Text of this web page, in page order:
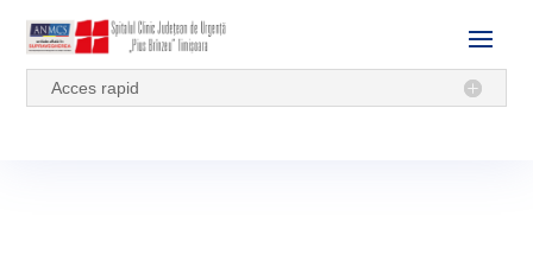
Acces rapid